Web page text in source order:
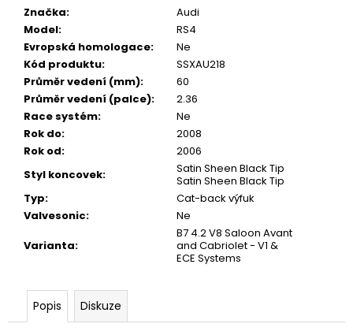
Značka:
Audi
Model:
RS4
Evropská homologace:
Ne
Kód produktu:
SSXAU218
Průměr vedení (mm):
60
Průměr vedení (palce):
2.36
Race systém:
Ne
Rok do:
2008
Rok od:
2006
Styl koncovek:
Satin Sheen Black Tip
Satin Sheen Black Tip
Typ:
Cat-back výfuk
Valvesonic:
Ne
Varianta:
B7 4.2 V8 Saloon Avant
and Cabriolet - V1 &
ECE Systems
Popis Diskuze
690
Kč